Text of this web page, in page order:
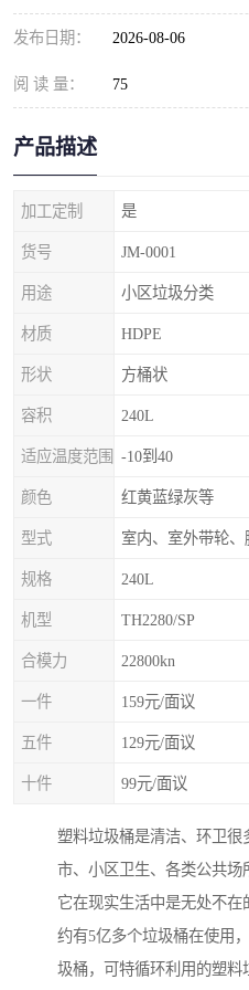
发布日期： 2026-08-06
阅 读 量： 75
产品描述
加工定制 是
货号 JM-0001
用途 小区垃圾分类
材质 HDPE
形状 方桶状
容积 240L
适应温度范围 -10到40
颜色 红黄蓝绿灰等
型式 室内、室外带轮、
规格 240L
机型 TH2280/SP
合模力 22800kn
一件 159元/面议
五件 129元/面议
十件 99元/面议
塑料垃圾桶是清洁、环卫
市、小区卫生、各类公共场
它在现实生活中是无处不
约有5亿多个垃圾桶在使用
圾桶，可特循环利用的塑料